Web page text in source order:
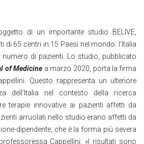
di un importante studio BELIVE,
di 65 centri in 15 Paesi nel mondo: l’Italia
di pazienti. Lo studio, pubblicato
of Medicine a marzo 2020, porta la firma
Questo rappresenta un ulteriore
dell’Italia nel contesto della ricerca
terapie innovative ai pazienti affetti da
arruolati nello studio erano affetti da
dipendente, che è la forma più severa
Cappellini. «I risultati sono